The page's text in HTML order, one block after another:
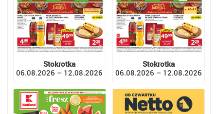
Stokrotka
06.08.2026 – 12.08.2026
Stokrotka
06.08.2026 – 12.08.2026